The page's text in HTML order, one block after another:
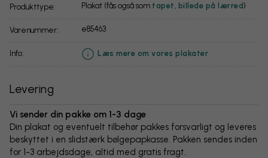
Produkttype: Plakat (fås også som tapet billede på lærred)
Varenummer: e85463
info: Læs mere om vores plakater
Levering
Vi sender din pakke om 1-3 dage
Din plakat og eventuelt tilbehør pakkes forsvarligt og leveres
beskyttet i en slidstærk bølgepapkasse. Pakken sendes inden
for 1-3 arbejdsdage, altid med gratis fragt.